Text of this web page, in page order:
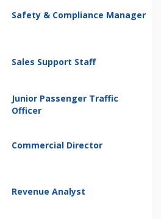
Safety & Compliance Manager
Sales Support Staff
Junior Passenger Traffic
Officer
Commercial Director
Revenue Analyst